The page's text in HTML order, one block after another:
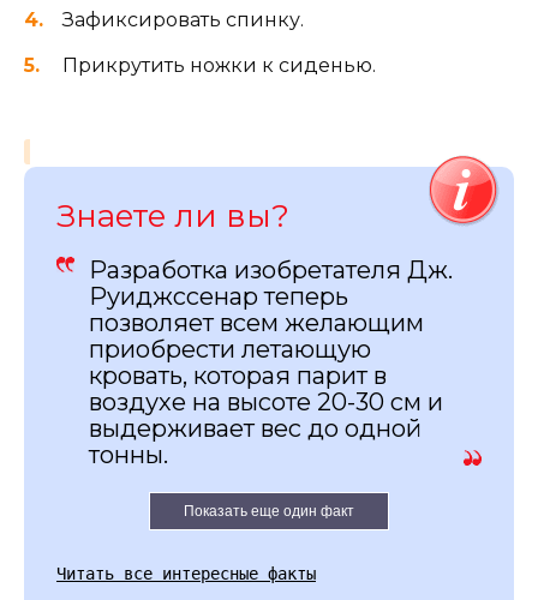
Зафиксировать спинку.
Прикрутить ножки к сиденью.
Знаете ли вы?
Разработка изобретателя Дж.
Руиджссенар теперь
позволяет всем желающим
приобрести летающую
кровать, которая парит в
воздухе на высоте 20-30 см и
выдерживает вес до одной
тонны.
Показать еще один факт
Читать все интересные факты